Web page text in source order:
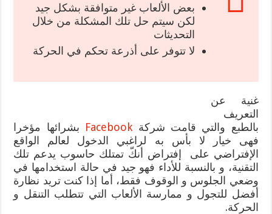
بعض الألعاب غير متوافقة بشكل جيد
لكن سيتم حل تلك المشكلة من خلال
التحديثات
لا تتوفر على أذرعة تحكم في الحركة
غنية عن
التعريف
بالطبع والتي قامت شركة Facebook بشرائها مؤخرا
فهى خيار لا بأس به لراغبي الدخول لعالم الواقع
الإفتراضي على إفتراض أنكّ تمتلك حاسوب يدعم تلك
التقنية، و بالنسبة للأداء فهو جيد في حالة استخدامها في
وضعي الجلوس و الوقوف فقط، أما إذا كنت تريد نظارة
أفضل للتجول و ممارسة الألعاب التي تتطلب التنقل و
الحركة.